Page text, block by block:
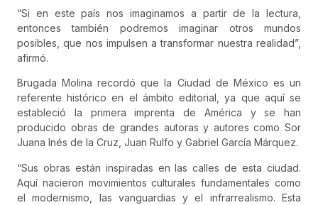
“Si en este país nos imaginamos a partir de la lectura,
entonces también podremos imaginar otros mundos
posibles, que nos impulsen a transformar nuestra realidad”,
afirmó.
Brugada Molina recordó que la Ciudad de México es un
referente histórico en el ámbito editorial, ya que aquí se
estableció la primera imprenta de América y se han
producido obras de grandes autoras y autores como Sor
Juana Inés de la Cruz, Juan Rulfo y Gabriel García Márquez.
“Sus obras están inspiradas en las calles de esta ciudad.
Aquí nacieron movimientos culturales fundamentales como
el modernismo, las vanguardias y el infrarrealismo. Esta